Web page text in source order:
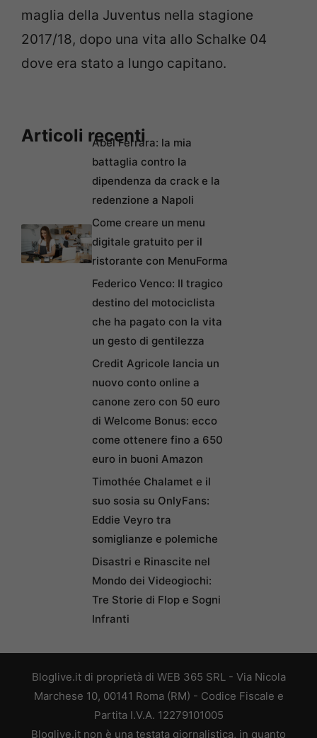
maglia della Juventus nella stagione
2017/18, dopo una vita allo Schalke 04
dove era stato a lungo capitano.
Articoli recenti
Abel Ferrara: la mia
battaglia contro la
dipendenza da crack e la
redenzione a Napoli
Come creare un menu
digitale gratuito per il
ristorante con MenuForma
Federico Venco: Il tragico
destino del motociclista
che ha pagato con la vita
un gesto di gentilezza
Credit Agricole lancia un
nuovo conto online a
canone zero con 50 euro
di Welcome Bonus: ecco
come ottenere fino a 650
euro in buoni Amazon
Timothée Chalamet e il
suo sosia su OnlyFans:
Eddie Veyro tra
somiglianze e polemiche
Disastri e Rinascite nel
Mondo dei Videogiochi:
Tre Storie di Flop e Sogni
Infranti
Bloglive.it di proprietà di WEB 365 SRL - Via Nicola
Marchese 10, 00141 Roma (RM) - Codice Fiscale e
Partita I.V.A. 12279101005
Bloglive.it non è una testata giornalistica, in quanto